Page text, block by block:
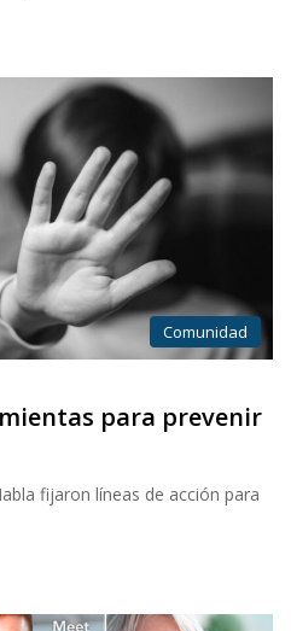
Comunidad
para prevenir
fijaron líneas de acción para